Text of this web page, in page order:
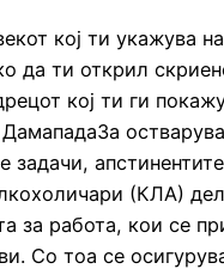
кој ти укажува
да ти открил
кој ти ги
задачи,
(КЛА)
за работа, кои се
Со тоа се